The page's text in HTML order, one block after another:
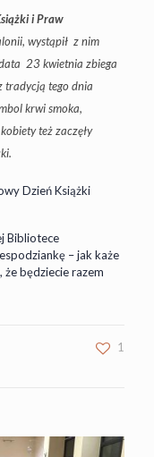
i Praw
wystąpił z nim
23 kwietnia zbiega
tradycją tego dnia
krwi smoka,
też zaczęły
Dzień Książki
Bibliotece
– jak każe
będziecie razem
1